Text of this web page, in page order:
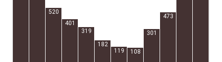
520
401
319
182
119
108
301
473